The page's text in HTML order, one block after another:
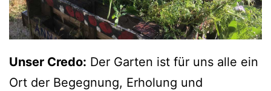
Unser Credo: Der Garten ist für uns alle ein
Ort der Begegnung, Erholung und